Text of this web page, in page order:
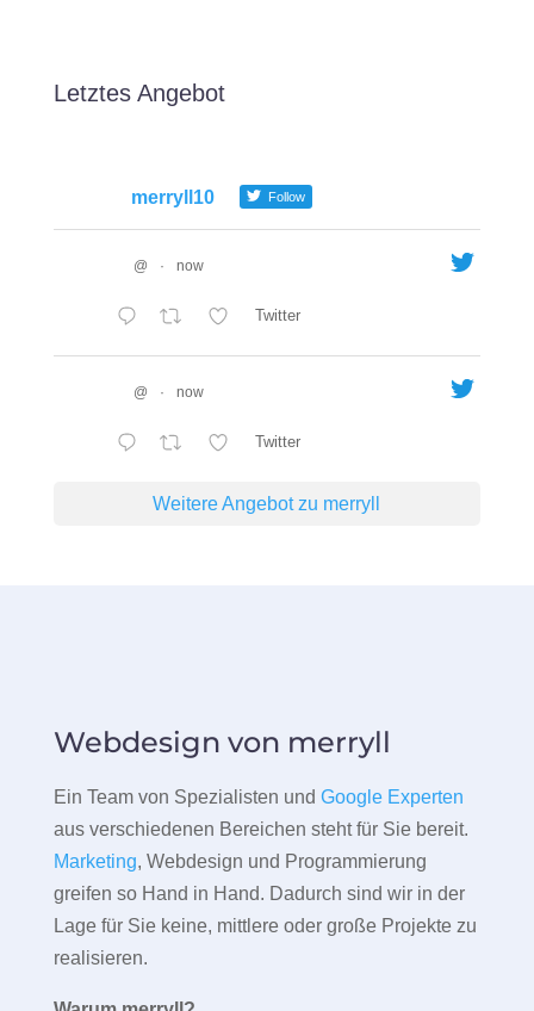
Letztes Angebot
merryll10 Follow
@ · now
Twitter
@ · now
Twitter
Weitere Angebot zu merryll
Webdesign von merryll
Ein Team von Spezialisten und Google Experten
aus verschiedenen Bereichen steht für Sie bereit.
Marketing, Webdesign und Programmierung
greifen so Hand in Hand. Dadurch sind wir in der
Lage für Sie keine, mittlere oder große Projekte zu
realisieren.